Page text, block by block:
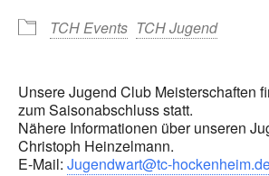
TCH Events TCH Jugend
Unsere Jugend Club Meisterschaften
zum Saisonabschluss statt.
Nähere Informationen über unseren
Christoph Heinzelmann.
E-Mail: Jugendwart@tc-